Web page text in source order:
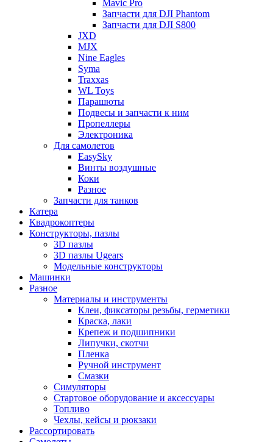
Mavic Pro
Запчасти для DJI Phantom
Запчасти для DJI S800
JXD
MJX
Nine Eagles
Syma
Traxxas
WL Toys
Парашюты
Подвесы и запчасти к ним
Пропеллеры
Электроника
Для самолетов
EasySky
Винты воздушные
Коки
Разное
Запчасти для танков
Катера
Квадрокоптеры
Конструкторы, пазлы
3D пазлы
3D пазлы Ugears
Модельные конструкторы
Машинки
Разное
Материалы и инструменты
Клеи, фиксаторы резьбы, герметики
Краска, лаки
Крепеж и подшипники
Липучки, скотчи
Пленка
Ручной инструмент
Смазки
Симуляторы
Стартовое оборудование и аксессуары
Топливо
Чехлы, кейсы и рюкзаки
Рассортировать